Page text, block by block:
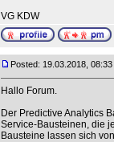
VG KDW
Posted: 19.03.2018, 08:33
Hallo Forum.
Der Predictive Analytics
Service-Bausteinen, die
Bausteine lassen sich